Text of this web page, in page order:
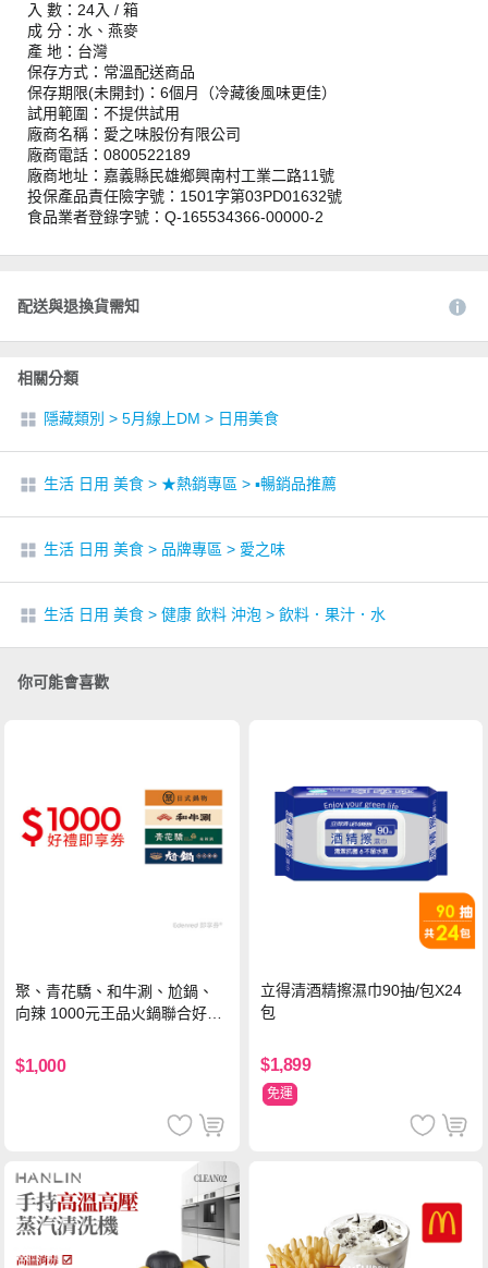
入 數：24入 / 箱
成 分：水、燕麥
產 地：台灣
保存方式：常溫配送商品
保存期限(未開封)：6個月（冷藏後風味更佳）
試用範圍：不提供試用
廠商名稱：愛之味股份有限公司
廠商電話：0800522189
廠商地址：嘉義縣民雄鄉興南村工業二路11號
投保產品責任險字號：1501字第03PD01632號
食品業者登錄字號：Q-165534366-00000-2
配送與退換貨需知
相關分類
隱藏類別 > 5月線上DM > 日用美食
生活 日用 美食 > ★熱銷專區 > ▪︎暢銷品推薦
生活 日用 美食 > 品牌專區 > 愛之味
生活 日用 美食 > 健康 飲料 沖泡 > 飲料．果汁．水
你可能會喜歡
聚、青花驕、和牛涮、尬鍋、
向辣 1000元王品火鍋聯合好禮
$1,000
立得清酒精擦濕巾90抽/包X24
包
$1,899
免運